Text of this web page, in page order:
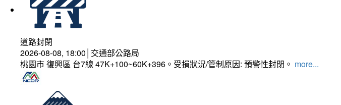
道路封閉
2026-08-08, 18:00│交通部公路局
桃園市 復興區 台7線 47K+100~60K+396。受損狀況/管制原因: 預警性封閉。 more...